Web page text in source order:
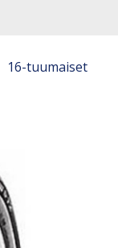
16-tuumaiset